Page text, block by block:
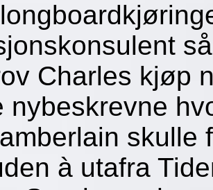
Charles kjøp
nybeskrevne
skulle
à utafra